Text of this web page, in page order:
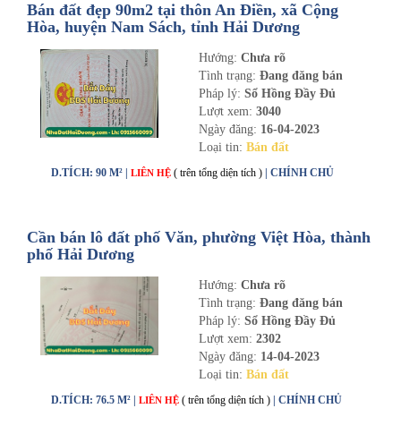
Bán đất đẹp 90m2 tại thôn An Điền, xã Cộng
Hòa, huyện Nam Sách, tỉnh Hải Dương
Hướng: Chưa rõ
Tình trạng: Đang đăng bán
Pháp lý: Sổ Hồng Đầy Đủ
Lượt xem: 3040
Ngày đăng: 16-04-2023
Loại tin: Bán đất
D.TÍCH: 90 M² | LIÊN HỆ ( trên tổng diện tích ) | CHÍNH CHỦ
Cần bán lô đất phố Văn, phường Việt Hòa, thành
phố Hải Dương
Hướng: Chưa rõ
Tình trạng: Đang đăng bán
Pháp lý: Sổ Hồng Đầy Đủ
Lượt xem: 2302
Ngày đăng: 14-04-2023
Loại tin: Bán đất
D.TÍCH: 76.5 M² | LIÊN HỆ ( trên tổng diện tích ) | CHÍNH CHỦ